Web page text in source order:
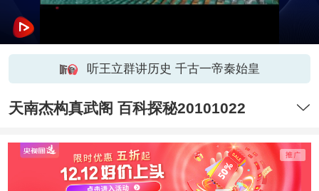
听王立群讲历史 千古一帝秦始皇
天南杰构真武阁 百科探秘20101022